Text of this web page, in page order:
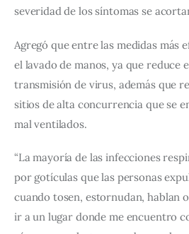
severidad de los síntomas se
Agregó que entre las medidas más
el lavado de manos, ya que reduce
transmisión de virus, además que
sitios de alta concurrencia que se
mal ventilados.
“La mayoría de las infecciones
por gotículas que las personas
cuando tosen, estornudan, hablan
ir a un lugar donde me encuentro